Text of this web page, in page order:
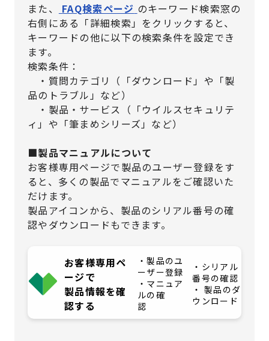
また、
FAQ検索ページ のキーワード検索窓の
右側にある「詳細検索」をクリックすると、
キーワードの他に以下の検索条件を設定でき
ます。
検索条件：
・質問カテゴリ（「ダウンロード」や「製
品のトラブル」など）
・製品・サービス（「ウイルスセキュリテ
ィ」や「筆まめシリーズ」など）
■製品マニュアルについて
お客様専用ページで製品のユーザー登録をす
ると、多くの製品でマニュアルをご確認いた
だけます。
製品アイコンから、製品のシリアル番号の確
認やダウンロードもできます。
お客様専用ペ
ージで
製品情報を確
認する
・製品のユ
ーザー登録
・マニュア
ルの確
認
・シリアル
番号の確認
・ 製品のダ
ウンロード